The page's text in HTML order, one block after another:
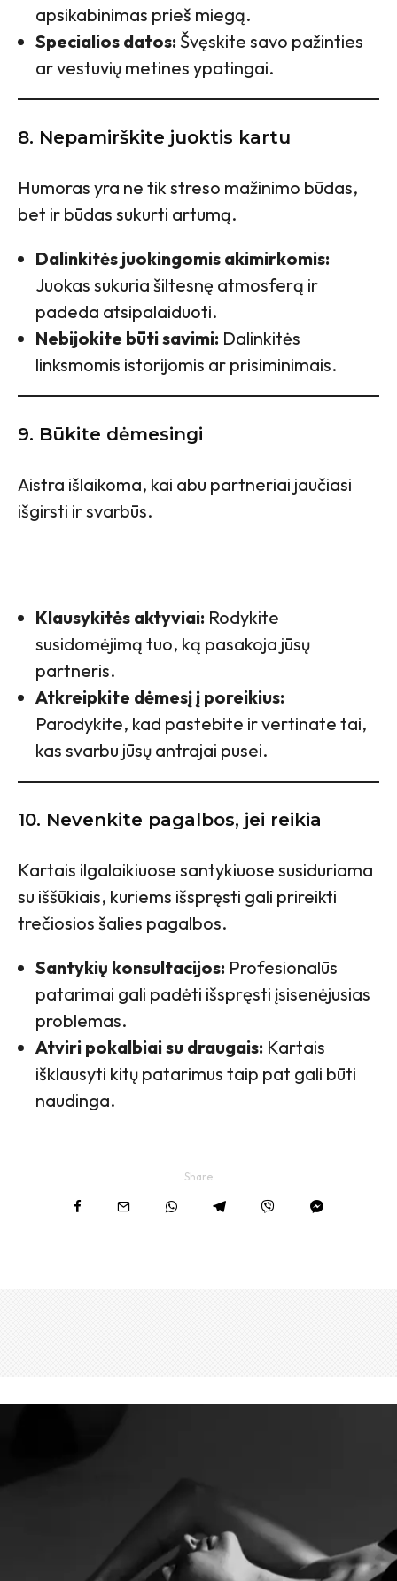
apsikabinimas prieš miegą.
Specialios datos: Švęskite savo pažinties
ar vestuvių metines ypatingai.
8. Nepamirškite juoktis kartu
Humoras yra ne tik streso mažinimo būdas,
bet ir būdas sukurti artumą.
Dalinkitės juokingomis akimirkomis:
Juokas sukuria šiltesnę atmosferą ir
padeda atsipalaiduoti.
Nebijokite būti savimi: Dalinkitės
linksmomis istorijomis ar prisiminimais.
9. Būkite dėmesingi
Aistra išlaikoma, kai abu partneriai jaučiasi
išgirsti ir svarbūs.
Klausykitės aktyviai: Rodykite
susidomėjimą tuo, ką pasakoja jūsų
partneris.
Atkreipkite dėmesį į poreikius:
Parodykite, kad pastebite ir vertinate tai,
kas svarbu jūsų antrajai pusei.
10. Nevenkite pagalbos, jei reikia
Kartais ilgalaikiuose santykiuose susiduriama
su iššūkiais, kuriems išspręsti gali prireikti
trečiosios šalies pagalbos.
Santykių konsultacijos: Profesionalūs
patarimai gali padėti išspręsti įsisenėjusias
problemas.
Atviri pokalbiai su draugais: Kartais
išklausyti kitų patarimus taip pat gali būti
naudinga.
Share